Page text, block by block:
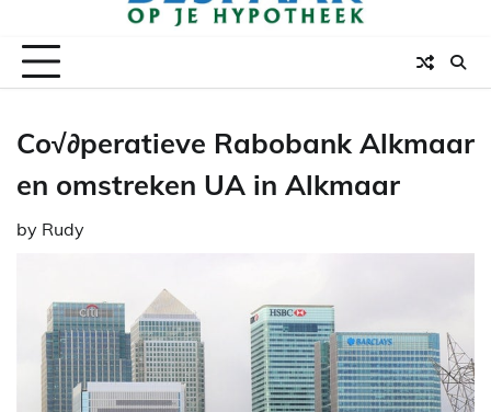
Co√∂peratieve Rabobank Alkmaar
en omstreken UA in Alkmaar
by Rudy